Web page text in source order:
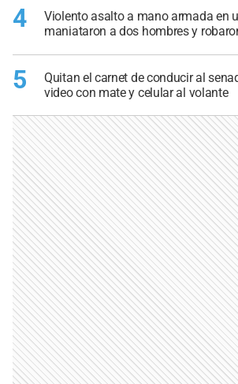
4
Violento asalto a mano armada en
maniataron a dos hombres y
5
Quitan el carnet de conducir al
video con mate y celular al volante